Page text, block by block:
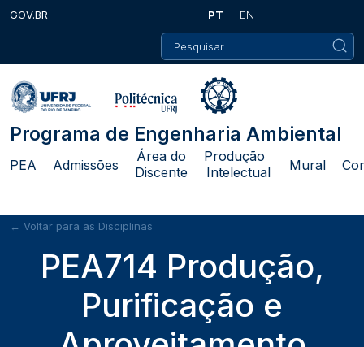
Skip
to
GOV.BR PT
EN
Pesquisar
por:
Programa de Engenharia Ambiental
PEA Admissões
Área do
Discente
Produção
Intelectual
Mural
← Voltar para as Disciplinas
PEA714 Produção,
Purificação e